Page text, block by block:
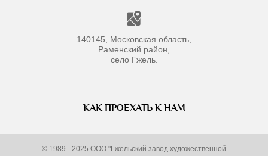
140145, Московская область,
Раменский район,
село Гжель.
КАК ПРОЕХАТЬ К НАМ
© 1989 - 2025 ООО "Гжельский завод художественной